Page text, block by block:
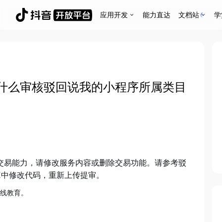
应用开发 能力直达 文档站
么审核驳回说我的小程序所属类目
能力，请修改服务内容或删除交易功能。请参考驳
修改代码，重新上传提审。
教育。